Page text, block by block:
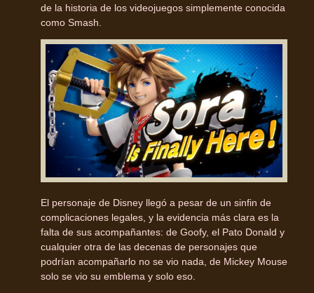
de la historia de los videojuegos simplemente conocida
como Smash.
El personaje de Disney llegó a pesar de un sinfin de
complicaciones legales, y la evidencia más clara es la
falta de sus acompañantes: de Goofy, el Pato Donald y
cualquier otra de las decenas de personajes que
podrían acompañarlo no se vio nada, de Mickey Mouse
solo se vio su emblema y solo eso.